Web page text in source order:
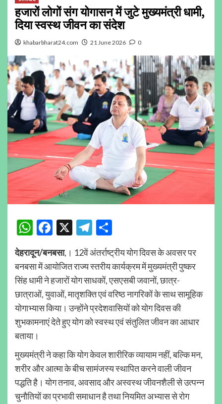
हजारों लोगों संग योगासन में जुटे मुख्यमंत्री धामी,
दिया स्वस्थ जीवन का संदेश
khabarbharat24.com 21 June 2026 0
WhatsApp
Facebook
X Telegram
देहरादून/बनबसा,। 12वें अंतर्राष्ट्रीय योग दिवस के अवसर पर
बनबसा में आयोजित राज्य स्तरीय कार्यक्रम में मुख्यमंत्री पुष्कर
सिंह धामी ने हजारों योग साधकों, एसएसबी जवानों, छात्र-
छात्राओं, युवाओं, मातृशक्ति एवं वरिष्ठ नागरिकों के साथ सामूहिक
योगाभ्यास किया। उन्होंने प्रदेशवासियों को योग दिवस की
शुभकामनाएं देते हुए योग को स्वस्थ एवं संतुलित जीवन का आधार
बताया।
मुख्यमंत्री ने कहा कि योग केवल शारीरिक व्यायाम नहीं, बल्कि मन,
शरीर और आत्मा के बीच सामंजस्य स्थापित करने वाली जीवन
पद्धति है। योग तनाव, अवसाद और अस्वस्थ जीवनशैली से उत्पन्न
चुनौतियों का प्रभावी समाधान है तथा नियमित अभ्यास से रोग